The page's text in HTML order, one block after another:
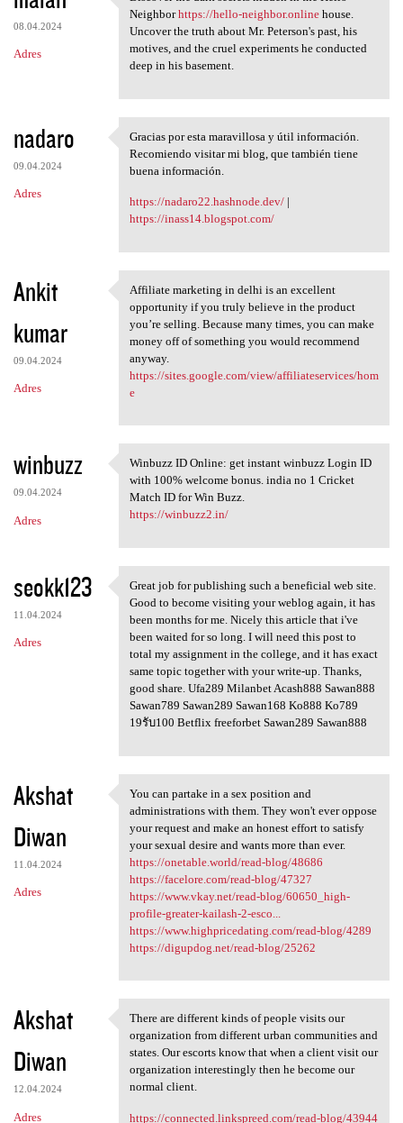
08.04.2024
Adres
Discover the dark secrets
Neighborhttps://hello-neighbor.onlinehouse.
Uncover the truth about Mr. Peterson's past, his
motives, and the cruel experiments he conducted
deep in his basement.
nadaro
09.04.2024
Adres
Gracias por esta maravillosa
Gracias por esta maravillosa y útil información.
Recomiendo visitar mi blog, que también tiene
buena información.
https://nadaro22.hashnode.dev/|
https://inass14.blogspot.com/
Ankit
kumar
09.04.2024
Adres
Affiliate marketing in delhi
Affiliate marketing in delhi is an excellent
opportunity if you truly believe in the product
you’re selling. Because many times, you can make
money off of something you would recommend
anyway.
https://sites.google.com/view/affiliateservices/hom
e
winbuzz
09.04.2024
Adres
Winbuzz ID Online: get
Winbuzz ID Online: get instant winbuzz Login ID
with 100% welcome bonus. india no 1 Cricket
Match ID for Win Buzz.
https://winbuzz2.in/
seokk123
11.04.2024
Adres
Great job for publishing such
Great job for publishing such a beneficial web site.
Good to become visiting your weblog again, it has
been months for me. Nicely this article that i've
been waited for so long. I will need this post to
total my assignment in the college, and it has exact
same topic together with your write-up. Thanks,
good share. Ufa289 Milanbet Acash888 Sawan888
Sawan789 Sawan289 Sawan168 Ko888 Ko789
19รับ100 Betflix freeforbet Sawan289 Sawan888
Akshat
Diwan
11.04.2024
Adres
You can partake in a sex
You can partake in a sex position and
administrations with them. They won't ever oppose
your request and make an honest effort to satisfy
your sexual desire and wants more than ever.
https://onetable.world/read-blog/48686
https://facelore.com/read-blog/47327
https://www.vkay.net/read-blog/60650_high-
profile-greater-kailash-2-esco...
https://www.highpricedating.com/read-blog/4289
https://digupdog.net/read-blog/25262
Akshat
Diwan
12.04.2024
Adres
There are different kinds of
There are different kinds of people visits our
organization from different urban communities and
states. Our escorts know that when a client visit our
organization interestingly then he become our
normal client.
https://connected.linkspreed.com/read-blog/43944